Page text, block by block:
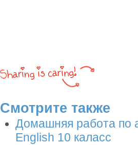
Смотрите также
Домашняя работа по
English 10 каласс